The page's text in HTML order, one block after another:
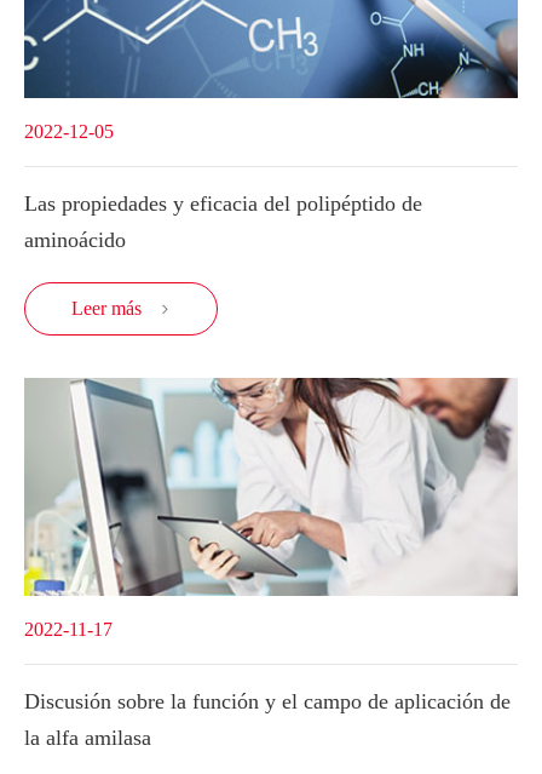
2022-12-05
Las propiedades y eficacia del polipéptido de
aminoácido
Leer más 
2022-11-17
Discusión sobre la función y el campo de aplicación de
la alfa amilasa